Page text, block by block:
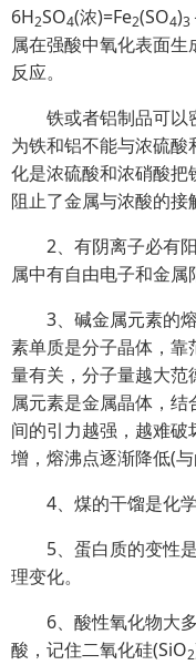
6H2SO4(浓)=Fe2(SO4)3
属在强酸中氧化表面
反应。
铁或者铝制品可以
为铁和铝不能与浓硫
化是浓硫酸和浓硝酸把
阻止了金属与浓酸的接
2、有阴离子必有
属中有自由电子和金属
3、碱金属元素的
素单质是分子晶体，
量有关，分子量越大
属元素是金属晶体，
间的引力越强，越难
增，熔沸点逐渐降低(
4、煤的干馏是化
5、蛋白质的变性
理变化。
6、酸性氧化物大
酸，记住二氧化硅(SiO2